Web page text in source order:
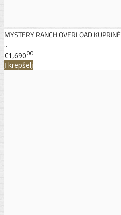
MYSTERY RANCH OVERLOAD KUPRINĖ
..
€1,69000
Į krepšelį